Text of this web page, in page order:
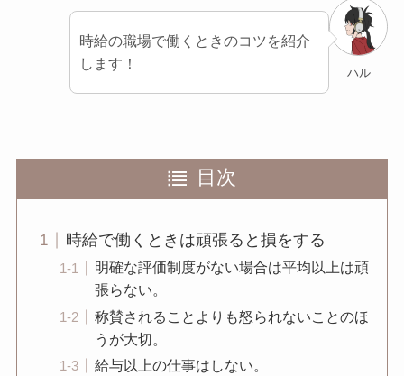
時給の職場で働くときのコツを紹介
します！
ハル
目次
時給で働くときは頑張ると損をする
明確な評価制度がない場合は平均以上は頑
張らない。
称賛されることよりも怒られないことのほ
うが大切。
給与以上の仕事はしない。